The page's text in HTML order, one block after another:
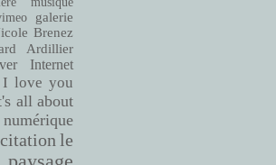
galerie
Brenez
Ardillier
Internet
I love you
all about
citation le